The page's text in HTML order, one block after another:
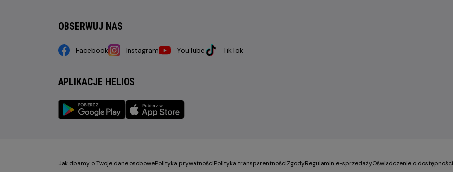
OBSERWUJ NAS
Facebook Instagram YouTube TikTok
APLIKACJE HELIOS
Jak dbamy o Twoje dane osobowePolityka prywatnościPolityka transparentnościZgodyRegulamin e-sprzedażyOświadczenie o dostępności